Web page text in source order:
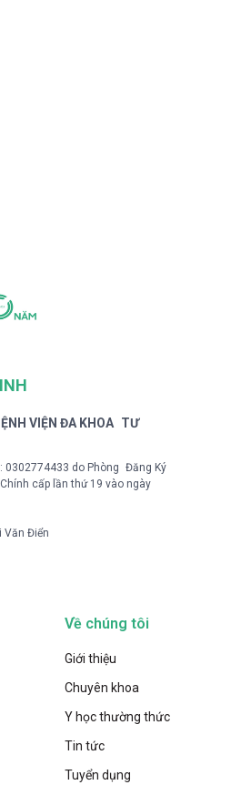
VIỆN ĐA KHOA TƯ
0302774433 do Phòng Đăng Ký
cấp lần thứ 19 vào ngày
Văn Điển
Về chúng tôi
Giới thiệu
Chuyên khoa
Y học thường thức
Tin tức
Tuyển dụng